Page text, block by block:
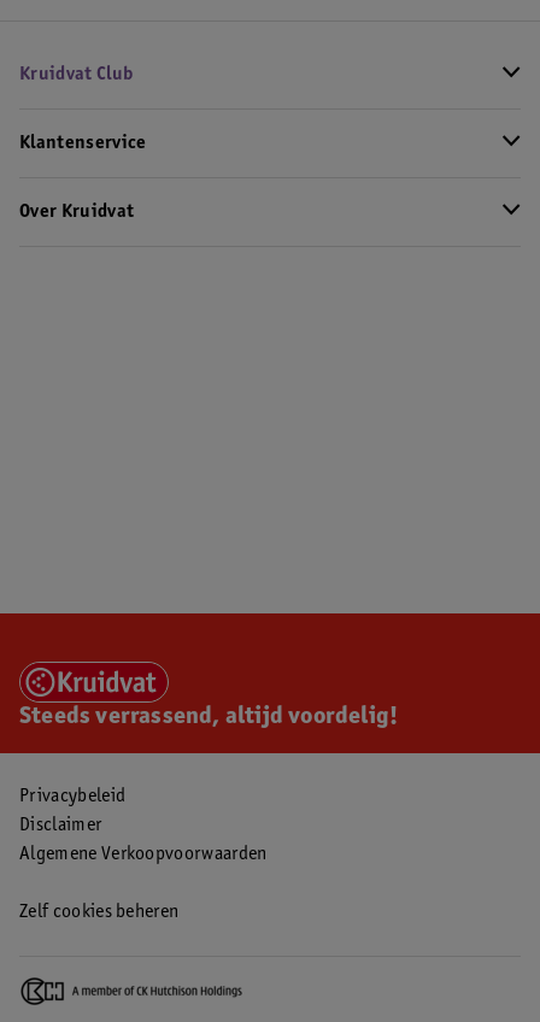
Kruidvat Club
Klantenservice
Over Kruidvat
Steeds verrassend, altijd voordelig!
Privacybeleid
Disclaimer
Algemene Verkoopvoorwaarden
Zelf cookies beheren